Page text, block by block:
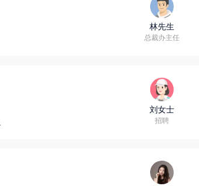
林先生
总裁办主任
刘女士
招聘